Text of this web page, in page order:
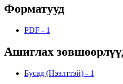
Форматууд
PDF - 1
Ашиглах
Бусад (Нээлттэй) - 1